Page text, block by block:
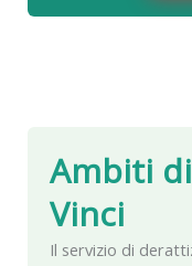
Ambiti
Vinci
Il servizio di